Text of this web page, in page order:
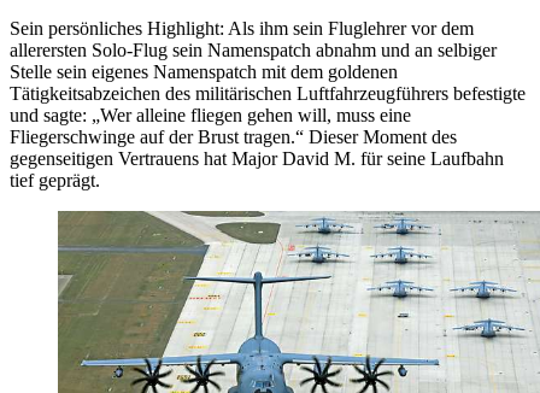
Sein persönliches Highlight: Als ihm sein Fluglehrer vor dem
allerersten Solo-Flug sein Namenspatch abnahm und an selbiger
Stelle sein eigenes Namenspatch mit dem goldenen
Tätigkeitsabzeichen des militärischen Luftfahrzeugführers befestigte
und sagte: „Wer alleine fliegen gehen will, muss eine
Fliegerschwinge auf der Brust tragen.“ Dieser Moment des
gegenseitigen Vertrauens hat Major David M. für seine Laufbahn
tief geprägt.